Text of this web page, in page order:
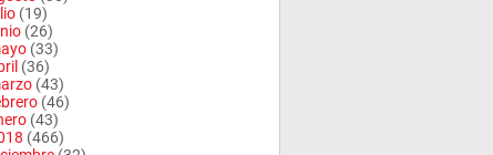
(19)
(26)
(33)
(36)
(43)
(46)
(43)
(466)